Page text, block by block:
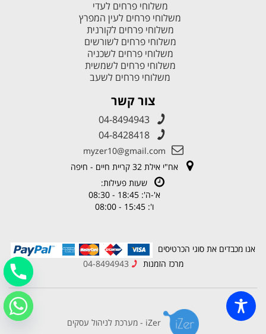
משלוחי פרחים לעדי
משלוחי פרחים לעין המפרץ
משלוחי פרחים לקורנית
משלוחי פרחים לשורשים
משלוחי פרחים לשכניה
משלוחי פרחים לשמשית
משלוחי פרחים לשעב
צור קשר
04-8494943
04-8428418
myzer10@gmail.com
אח"י אילת 32 קריית חיים - חיפה
שעות פעילות:
א'-ה': 18:45 - 08:30
ו': 15:45 - 08:00
אנו מכבדים את סוגי הכרטיסים
מרכז הזמנות
iZer - מערכת לניהול עסקים